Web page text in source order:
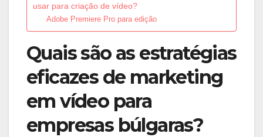
usar para criação de vídeo?
Adobe Premiere Pro para edição
Quais são as estratégias
eficazes de marketing
em vídeo para
empresas búlgaras?